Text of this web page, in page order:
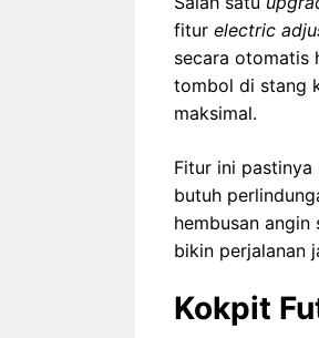
fitur electric
secara otomatis
tombol di stang
maksimal.
Fitur ini
butuh
hembusan
bikin perjalanan
Kokpit